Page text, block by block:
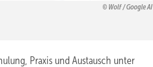
Wolf / Google AI
Praxis und Austausch unter